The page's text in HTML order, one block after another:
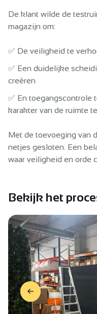
De klant wilde de
magazijn om:
✅ De veiligheid te
✅ Een duidelijke
creëren
✅ En toegangscontrole
karakter van de ruimte
Met de toevoeging van
netjes gesloten. Een
waar veiligheid en orde
Bekijk het